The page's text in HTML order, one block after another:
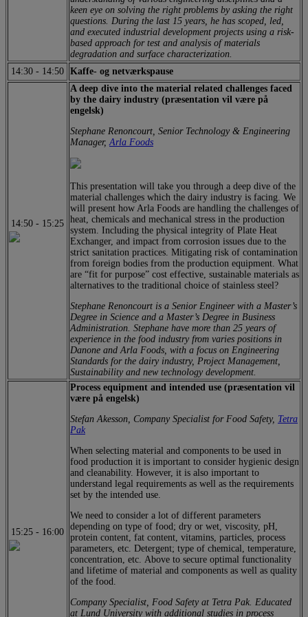
keen eye on solving the right problems by asking the right
questions. During the last 15 years, he has scoped, led,
and executed industrial development projects using a risk-
based approach for test and analysis of materials
degradation and surface characterization.
14:30 - 14:50 Kaffe- og netværkspause
14:50 - 15:25
A deep dive into the material related challenges faced
by the dairy industry (præsentation vil være på
engelsk)
Stephane Renoncourt, Senior Technology & Engineering
Manager, Arla Foods
This presentation will take you through a deep dive of the
material challenges which the dairy industry is facing. We
will present how Arla Foods are handling the challenges of
heat, chemicals and mechanical stress in the production
system. Including the physical integrity of Plate Heat
Exchanger, and impact from corrosion issues due to the
strict sanitation practices. Mitigating risk of contamination
from foreign bodies from the production equipment. What
are “fit for purpose” cost effective, sustainable materials as
alternatives to the traditional choice of stainless steel?
Stephane Renoncourt is a Senior Engineer with a Master’s
Degree in Science and a Master’s Degree in Business
Administration. Stephane have more than 25 years of
experience in the food industry from varies positions in
Danone and Arla Foods, with a focus on Engineering
Standards for the dairy industry, Project Management,
Sustainability and new technology development.
15:25 - 16:00
Process equipment and intended use (præsentation vil
være på engelsk)
Stefan Akesson, Company Specialist for Food Safety, Tetra
Pak
When selecting material and components to be used in
food production it is important to consider hygienic design
and cleanability. However, it is also important to
understand legal requirements as well as the requirements
set by the intended use.
We need to consider a lot of different parameters
depending on type of food; dry or wet, viscosity, pH,
protein content, fat content, vitamins, particles, process
parameters, etc. Detergent; type of chemical, temperature,
concentration, etc. Above to secure optimal functionality
and lifetime of material and components as well as quality
of the food.
Company Specialist, Food Safety at Tetra Pak. Educated
at Lund University with additional studies in process